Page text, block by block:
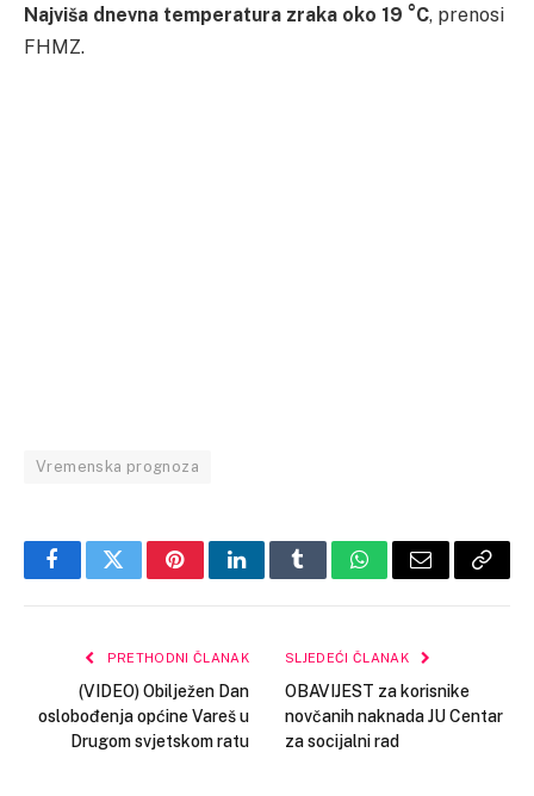
Najviša dnevna temperatura zraka oko 19 °C, prenosi
FHMZ.
Vremenska prognoza
FacebookTwitterPinterestLinkedInTumblrWhatsApp
Email Copy
PRETHODNI ČLANAK
(VIDEO) Obilježen Dan
oslobođenja općine Vareš u
Drugom svjetskom ratu
SLJEDEĆI ČLANAK
OBAVIJEST za korisnike
novčanih naknada JU Centar
za socijalni rad